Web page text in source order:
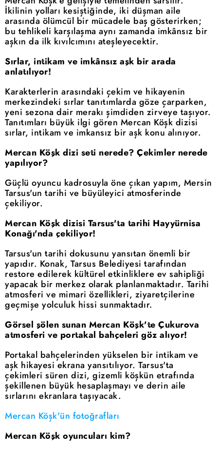
İkilinin yolları kesiştiğinde, iki düşman aile
arasında ölümcül bir mücadele baş gösterirken;
bu tehlikeli karşılaşma aynı zamanda imkânsız bir
aşkın da ilk kıvılcımını ateşleyecektir.
Sırlar, intikam ve imkânsız aşk bir arada
anlatılıyor!
Karakterlerin arasındaki çekim ve hikayenin
merkezindeki sırlar tanıtımlarda göze çarparken,
yeni sezona dair merakı şimdiden zirveye taşıyor.
Tanıtımları büyük ilgi gören Mercan Köşk dizisi
sırlar, intikam ve imkansız bir aşk konu alınıyor.
Mercan Köşk dizi seti nerede? Çekimler nerede
yapılıyor?
Güçlü oyuncu kadrosuyla öne çıkan yapım, Mersin
Tarsus'un tarihi ve büyüleyici atmosferinde
çekiliyor.
Mercan Köşk dizisi Tarsus'ta tarihi Hayyürnisa
Konağı'nda çekiliyor!
Tarsus'un tarihi dokusunu yansıtan önemli bir
yapıdır. Konak, Tarsus Belediyesi tarafından
restore edilerek kültürel etkinliklere ev sahipliği
yapacak bir merkez olarak planlanmaktadır. Tarihi
atmosferi ve mimari özellikleri, ziyaretçilerine
geçmişe yolculuk hissi sunmaktadır.
Görsel şölen sunan Mercan Köşk'te Çukurova
atmosferi ve portakal bahçeleri göz alıyor!
Portakal bahçelerinden yükselen bir intikam ve
aşk hikayesi ekrana yansıtılıyor. Tarsus'ta
çekimleri süren dizi, gizemli köşkün etrafında
şekillenen büyük hesaplaşmayı ve derin aile
sırlarını ekranlara taşıyacak.
Mercan Köşk'ün fotoğrafları
Mercan Köşk oyuncuları kim?